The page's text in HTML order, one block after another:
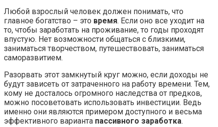
Любой взрослый человек должен понимать, что
главное богатство – это время. Если оно все уходит на
то, чтобы заработать на проживание, то годы проходят
впустую. Нет возможности общаться с близкими,
заниматься творчеством, путешествовать, заниматься
саморазвитием.
Разорвать этот замкнутый круг можно, если доходы не
будут зависеть от затраченного на работу времени. Тем,
кому не досталось огромного наследства от предков,
можно посоветовать использовать инвестиции. Ведь
именно они являются примером доступного и весьма
эффективного варианта пассивного заработка.